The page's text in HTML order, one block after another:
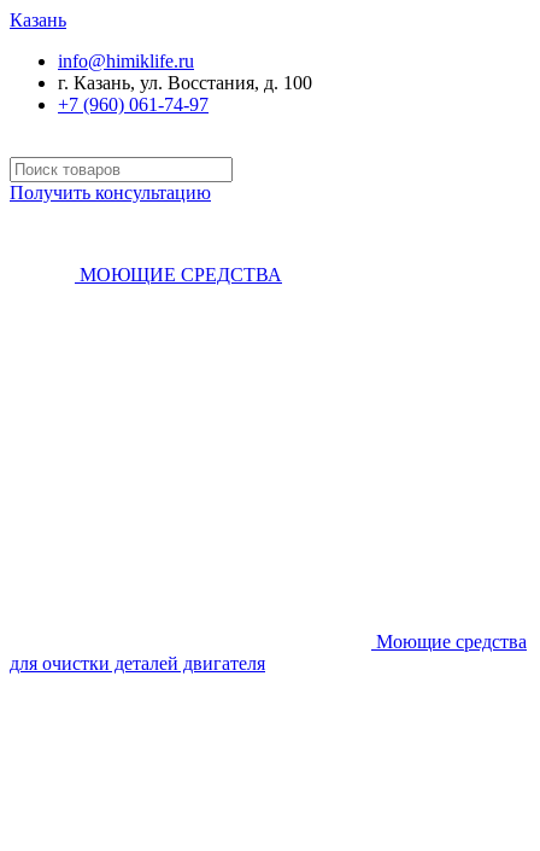
Казань
info@himiklife.ru
г. Казань, ул. Восстания, д. 100
+7 (960) 061-74-97
Получить консультацию
МОЮЩИЕ СРЕДСТВА
Моющие средства
для очистки деталей двигателя